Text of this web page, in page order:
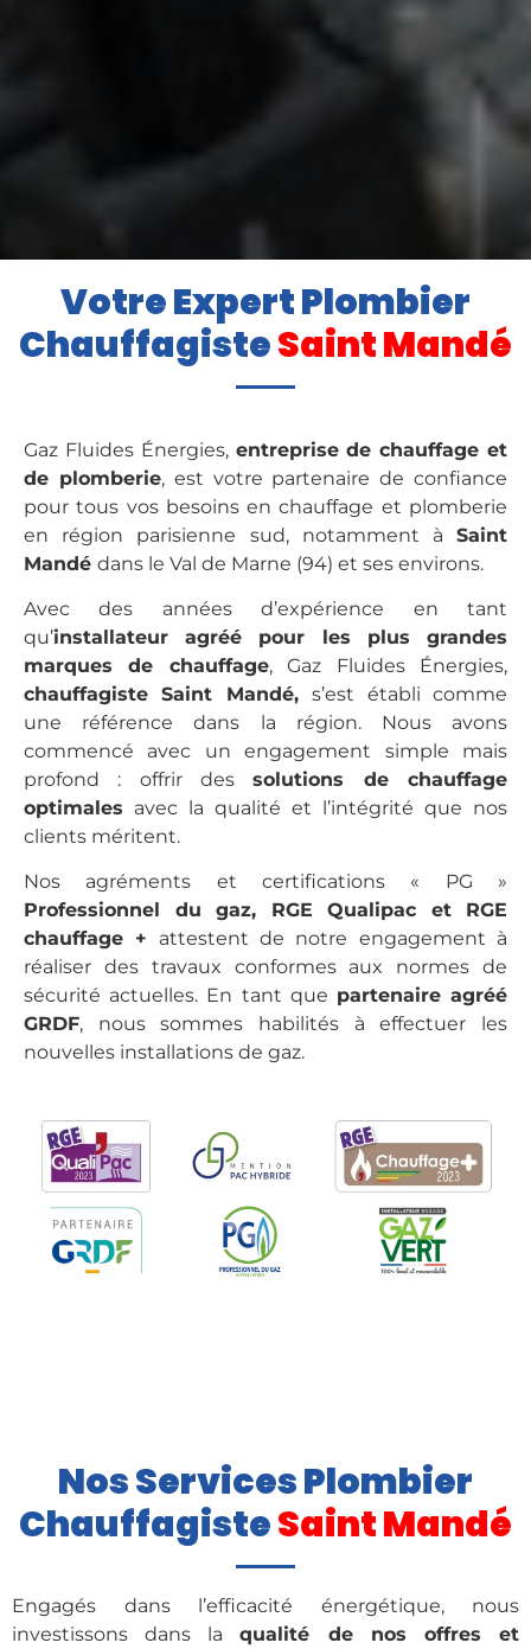
Votre Expert Plombier
ChauffagisteSaint Mandé
Gaz Fluides Énergies, entreprise de chauffage et
de plomberie, est votre partenaire de confiance
pour tous vos besoins en chauffage et plomberie
en région parisienne sud, notamment à Saint
Mandé dans le Val de Marne (94) et ses environs.
Avec des années d’expérience en tant
qu’installateur agréé pour les plus grandes
marques de chauffage, Gaz Fluides Énergies,
chauffagiste Saint Mandé,s’est établi comme
une référence dans la région. Nous avons
commencé avec un engagement simple mais
profond : offrir dessolutions de chauffage
optimales avec la qualité et l’intégrité que nos
clients méritent.
Nos agréments et certifications « PG »
Professionnel du gaz, RGE Qualipac et RGE
chauffage + attestent de notre engagement à
réaliser des travaux conformes aux normes de
sécurité actuelles. En tant que partenaire agréé
GRDF, nous sommes habilités à effectuer les
nouvelles installations de gaz.
Nos Services Plombier
ChauffagisteSaint Mandé
Engagés dans l’efficacité énergétique, nous
investissons dans laqualité de nos offres et